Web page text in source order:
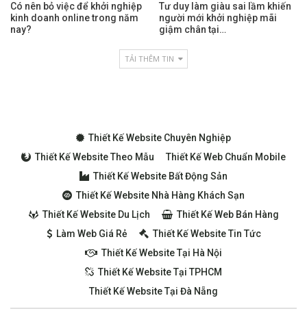
Có nên bỏ việc để khởi nghiệp
kinh doanh online trong năm
nay?
Tư duy làm giàu sai lầm khiến
người mới khởi nghiệp mãi
giậm chân tại…
TẢI THÊM TIN
Thiết Kế Website Chuyên Nghiệp
Thiết Kế Website Theo Mẫu
Thiết Kế Web Chuẩn Mobile
Thiết Kế Website Bất Động Sản
Thiết Kế Website Nhà Hàng Khách Sạn
Thiết Kế Website Du Lịch
Thiết Kế Web Bán Hàng
Làm Web Giá Rẻ
Thiết Kế Website Tin Tức
Thiết Kế Website Tại Hà Nội
Thiết Kế Website Tại TPHCM
Thiết Kế Website Tại Đà Nẵng